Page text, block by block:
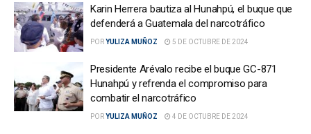
Karin Herrera bautiza al Hunahpú, el buque que
defenderá a Guatemala del narcotráfico
PORYULIZA MUÑOZ 5 DE OCTUBRE DE 2024
Presidente Arévalo recibe el buque GC-871
Hunahpú y refrenda el compromiso para
combatir el narcotráfico
PORYULIZA MUÑOZ 4 DE OCTUBRE DE 2024